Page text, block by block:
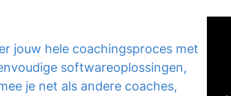
jouw hele coachingsproces met
softwareoplossingen,
je net als andere coaches,